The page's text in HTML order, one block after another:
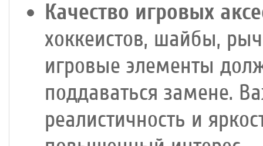
Качество игровых
хоккеистов, шайбы,
игровые элементы
поддаваться замене.
реалистичность и